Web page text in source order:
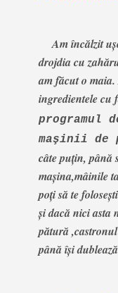
Am încălzit
drojdia cu
am făcut o maia.
ingredientele cu
programul
maşinii de
câte puţin, până
maşina,mâinile
poţi să te
şi dacă nici asta
pătură
până îşi